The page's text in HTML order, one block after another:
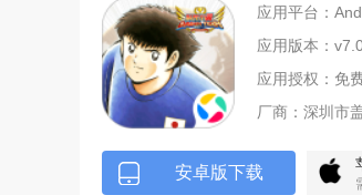
应用平台：
应用版本：
应用授权：免
厂商： 深圳市
安卓版下载